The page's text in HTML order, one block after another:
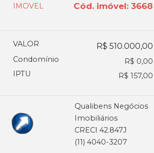
IMOVEL Cód. imóvel: 3668
VALOR R$ 510.000,00
Condomínio
R$ 0,00
IPTU
R$ 157,00
Qualibens Negócios
Imobiliários
CRECI 42.847J
(11) 4040-3207